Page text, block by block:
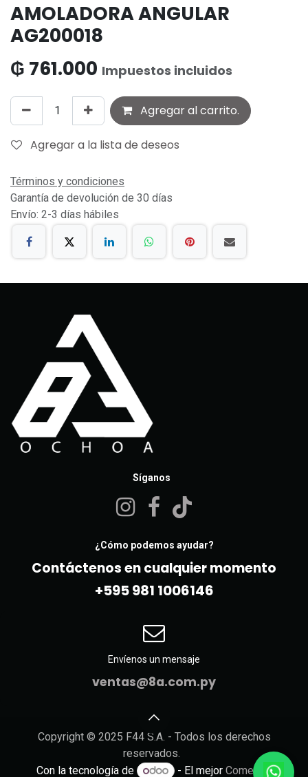
AMOLADORA ANGULAR
AG200018
₲ 761.000 Impuestos incluidos
Agregar al carrito.
Agregar a la lista de deseos
Términos y condiciones
Garantía de devolución de 30 días
Envío: 2-3 días hábiles
Síganos
¿Cómo podemos ayudar?
Contáctenos en cualquier momento
+595 981 10061​46
Envíenos un mensaje
ventas@8a.com.py
Copyright © 2025 F44 S.A. - Todos los derechos
reservados.
Con la tecnología de
- El mejor Comercio